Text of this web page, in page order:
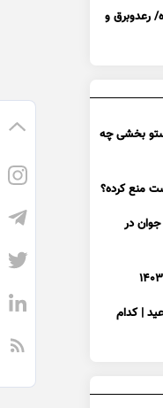
رعدوبرق و
بخشی چه
منع کرده؟
در
| کدام